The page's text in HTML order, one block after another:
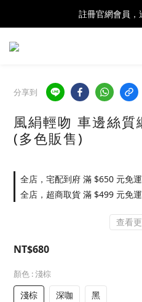
全館消費滿$2500
註冊官網會員，
全館消費滿$2500
分享到
風絹輕吻 車邊絲質
(多色販售)
全店，宅配到府 滿 $650 元免運
全店，超商取貨 滿 $499 元免運
查看
NT$680
顏色 : 淺棕
淺棕 深咖 黑